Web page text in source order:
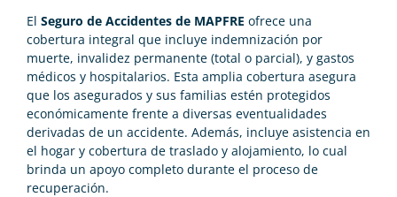
El Seguro de Accidentes de MAPFRE ofrece una
cobertura integral que incluye indemnización por
muerte, invalidez permanente (total o parcial), y gastos
médicos y hospitalarios. Esta amplia cobertura asegura
que los asegurados y sus familias estén protegidos
económicamente frente a diversas eventualidades
derivadas de un accidente. Además, incluye asistencia en
el hogar y cobertura de traslado y alojamiento, lo cual
brinda un apoyo completo durante el proceso de
recuperación.